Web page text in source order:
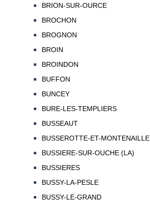
BRION-SUR-OURCE
BROCHON
BROGNON
BROIN
BROINDON
BUFFON
BUNCEY
BURE-LES-TEMPLIERS
BUSSEAUT
BUSSEROTTE-ET-MONTENAILLE
BUSSIERE-SUR-OUCHE (LA)
BUSSIERES
BUSSY-LA-PESLE
BUSSY-LE-GRAND